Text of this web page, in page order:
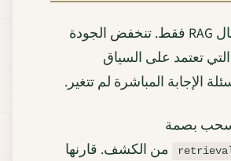
لأحمال RAG فقط. تنخفض الجودة
تعتمد على السياق
الإجابة المباشرة لم تتغير.
بصمة
من الكشف. قارنها